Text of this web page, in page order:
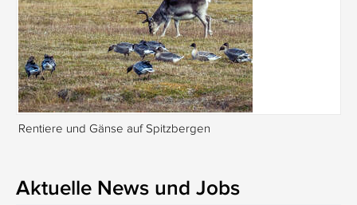
Rentiere und Gänse auf Spitzbergen
Aktuelle News und Jobs